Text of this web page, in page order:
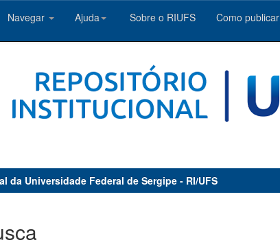
Navegar Ajuda Sobre o RIUFS Como publicar
da Universidade Federal de Sergipe - RI/UFS